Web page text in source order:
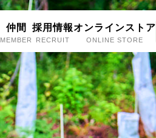
仲間
MEMBER
採用情報
RECRUIT
オンラインストア
ONLINE STORE